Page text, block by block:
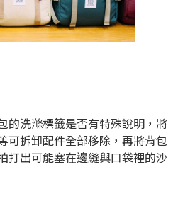
的洗滌標籤是否有特殊說明，將
可拆卸配件全部移除，再將背包
打出可能塞在邊縫與口袋裡的沙